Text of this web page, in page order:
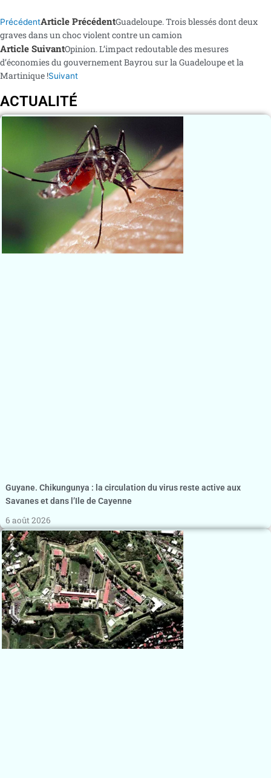
PrécédentArticle PrécédentGuadeloupe. Trois blessés dont deux
graves dans un choc violent contre un camion
Article SuivantOpinion. L’impact redoutable des mesures
d’économies du gouvernement Bayrou sur la Guadeloupe et la
Martinique !Suivant
ACTUALITÉ
Guyane. Chikungunya : la circulation du virus reste active aux
Savanes et dans l’Ile de Cayenne
6 août 2026